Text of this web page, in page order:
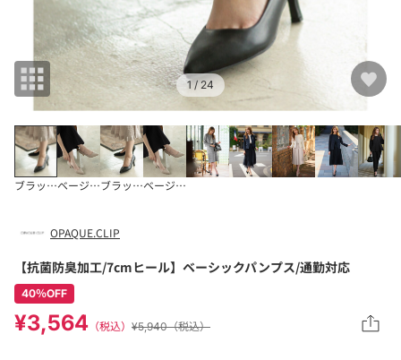
1/ 24
ブラック(019)ベージュ(052)ブラック(119)ベージュ(152)
OPAQUE.CLIP
【抗菌防臭加工/7cmヒール】ベーシックパンプス/通勤対応
40％OFF
¥3,564 （税込） ¥5,940（税込）